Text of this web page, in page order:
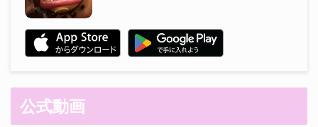
公式動画